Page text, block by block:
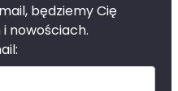
będziemy Cię
nowościach.